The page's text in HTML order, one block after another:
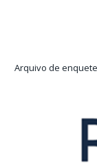
Arquivo de enquete